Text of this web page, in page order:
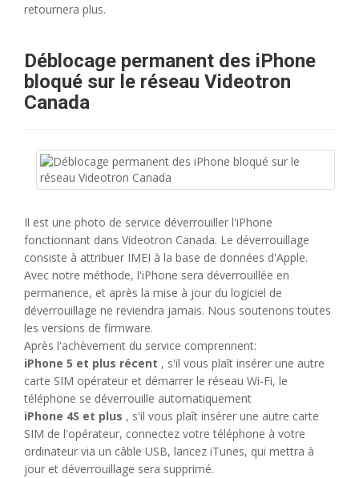
retournera plus.
Déblocage permanent des iPhone
bloqué sur le réseau Videotron
Canada
Il est une photo de service déverrouiller l'iPhone
fonctionnant dans Videotron Canada. Le déverrouillage
consiste à attribuer IMEI à la base de données d'Apple.
Avec notre méthode, l'iPhone sera déverrouillée en
permanence, et après la mise à jour du logiciel de
déverrouillage ne reviendra jamais. Nous soutenons toutes
les versions de firmware.
Après l'achèvement du service comprennent:
iPhone 5 et plus récent , s'il vous plaît insérer une autre
carte SIM opérateur et démarrer le réseau Wi-Fi, le
téléphone se déverrouille automatiquement
iPhone 4S et plus , s'il vous plaît insérer une autre carte
SIM de l'opérateur, connectez votre téléphone à votre
ordinateur via un câble USB, lancez iTunes, qui mettra à
jour et déverrouillage sera supprimé.